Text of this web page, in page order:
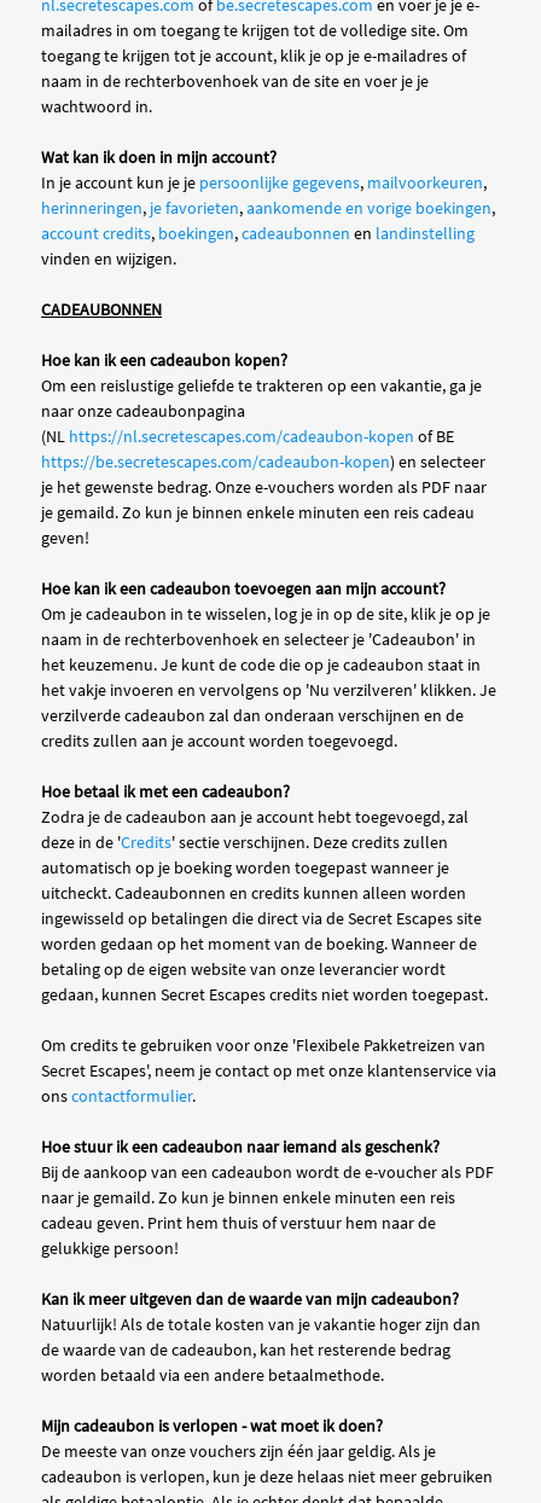
nl.secretescapes.com ofbe.secretescapes.com en voer je je e-
mailadres in om toegang te krijgen tot de volledige site. Om
toegang te krijgen tot je account, klik je op je e-mailadres of
naam in de rechterbovenhoek van de site en voer je je
wachtwoord in.
Wat kan ik doen in mijn account?
In je account kun je je persoonlijke gegevens, mailvoorkeuren,
herinneringen, je favorieten,aankomende en vorige boekingen,
account credits, boekingen,cadeaubonnen en landinstelling
vinden en wijzigen.
CADEAUBONNEN
Hoe kan ik een cadeaubon kopen?
Om een reislustige geliefde te trakteren op een vakantie, ga je
naar onze cadeaubonpagina
(NL https://nl.secretescapes.com/cadeaubon-kopen of BE
https://be.secretescapes.com/cadeaubon-kopen) en selecteer
je het gewenste bedrag. Onze e-vouchers worden als PDF naar
je gemaild. Zo kun je binnen enkele minuten een reis cadeau
geven!
Hoe kan ik een cadeaubon toevoegen aan mijn account?
Om je cadeaubon in te wisselen, log je in op de site, klik je op je
naam in de rechterbovenhoek en selecteer je 'Cadeaubon' in
het keuzemenu. Je kunt de code die op je cadeaubon staat in
het vakje invoeren en vervolgens op 'Nu verzilveren' klikken. Je
verzilverde cadeaubon zal dan onderaan verschijnen en de
credits zullen aan je account worden toegevoegd.
Hoe betaal ik met een cadeaubon?
Zodra je de cadeaubon aan je account hebt toegevoegd, zal
deze in de 'Credits' sectie verschijnen. Deze credits zullen
automatisch op je boeking worden toegepast wanneer je
uitcheckt. Cadeaubonnen en credits kunnen alleen worden
ingewisseld op betalingen die direct via de Secret Escapes site
worden gedaan op het moment van de boeking. Wanneer de
betaling op de eigen website van onze leverancier wordt
gedaan, kunnen Secret Escapes credits niet worden toegepast.
Om credits te gebruiken voor onze 'Flexibele Pakketreizen van
Secret Escapes', neem je contact op met onze klantenservice via
onscontactformulier.
Hoe stuur ik een cadeaubon naar iemand als geschenk?
Bij de aankoop van een cadeaubon wordt de e-voucher als PDF
naar je gemaild. Zo kun je binnen enkele minuten een reis
cadeau geven. Print hem thuis of verstuur hem naar de
gelukkige persoon!
Kan ik meer uitgeven dan de waarde van mijn cadeaubon?
Natuurlijk! Als de totale kosten van je vakantie hoger zijn dan
de waarde van de cadeaubon, kan het resterende bedrag
worden betaald via een andere betaalmethode.
Mijn cadeaubon is verlopen - wat moet ik doen?
De meeste van onze vouchers zijn één jaar geldig. Als je
cadeaubon is verlopen, kun je deze helaas niet meer gebruiken